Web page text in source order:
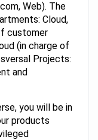
Web). The
Cloud,
customer
(in charge of
Projects:
and
you will be in
products